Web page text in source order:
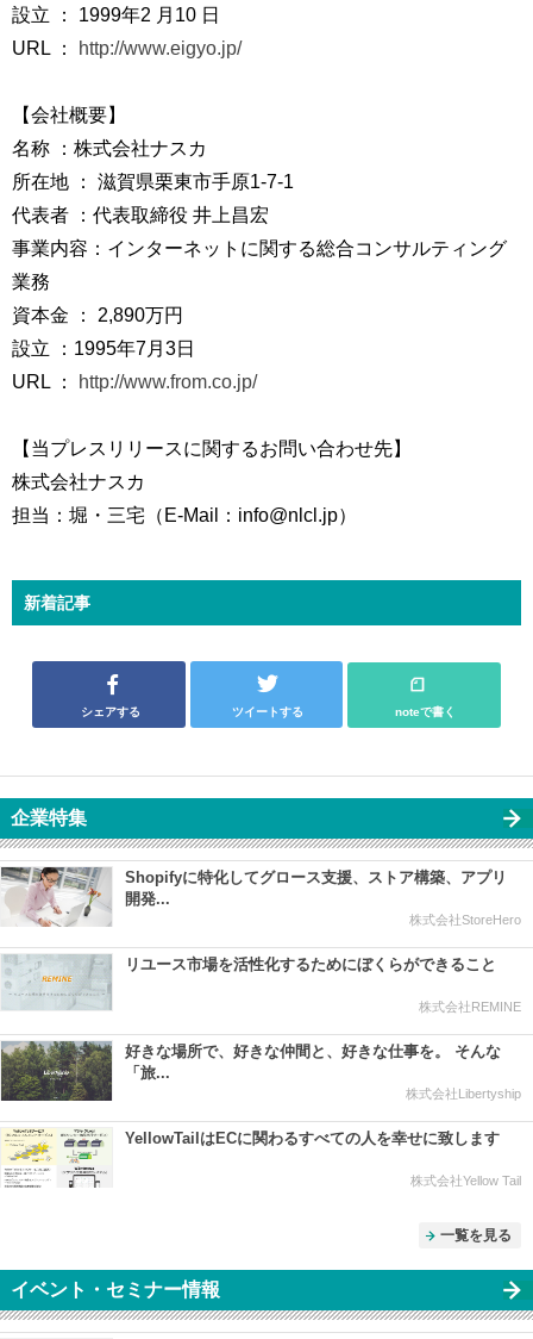
設立 ： 1999年2 月10 日
URL ：
http://www.eigyo.jp/
【会社概要】
名称 ：株式会社ナスカ
所在地 ： 滋賀県栗東市手原1-7-1
代表者 ：代表取締役 井上昌宏
事業内容：インターネットに関する総合コンサルティング
業務
資本金 ： 2,890万円
設立 ：1995年7月3日
URL ：
http://www.from.co.jp/
【当プレスリリースに関するお問い合わせ先】
株式会社ナスカ
担当：堀・三宅（E-Mail：info@nlcl.jp）
新着記事
シェアする ツイートする noteで書く
企業特集
Shopifyに特化してグロース支援、ストア構築、アプリ
開発...
株式会社StoreHero
リユース市場を活性化するためにぼくらができること
株式会社REMINE
好きな場所で、好きな仲間と、好きな仕事を。 そんな
「旅...
株式会社Libertyship
YellowTailはECに関わるすべての人を幸せに致します
株式会社Yellow Tail
一覧を見る
イベント・セミナー情報